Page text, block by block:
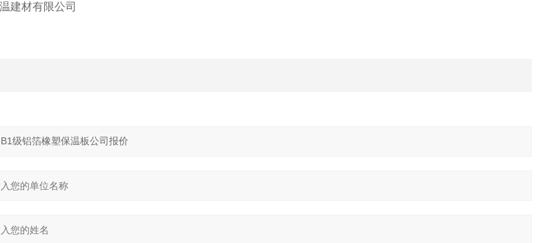
建材有限公司